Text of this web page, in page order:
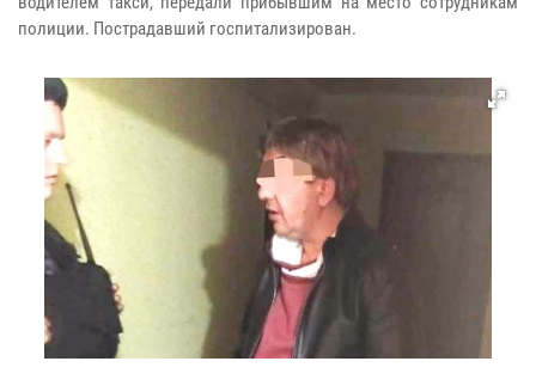
полиции. Пострадавший госпитализирован.